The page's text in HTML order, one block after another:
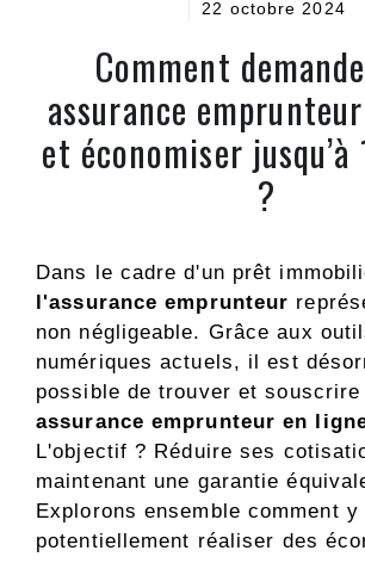
22 octobre 2024
Comment
assurance
et économiser
?
Dans le cadre d'un prêt
l'assurance emprunteur
non négligeable. Grâce aux
numériques actuels, il est
possible de trouver et souscrire
assurance emprunteur en
L'objectif ? Réduire ses
maintenant une garantie
Explorons ensemble comment
potentiellement réaliser des